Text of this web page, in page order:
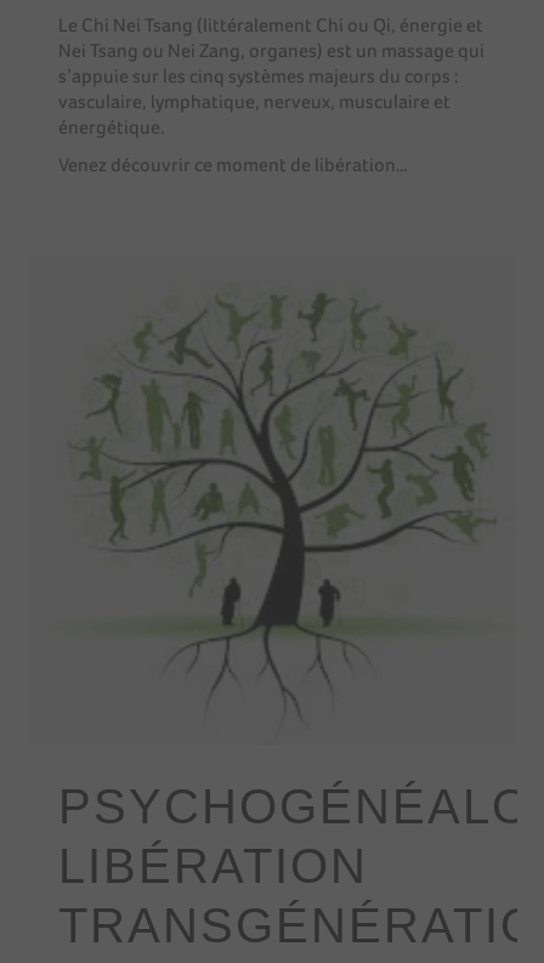
Le Chi Nei Tsang (littéralement Chi ou Qi, énergie et
Nei Tsang ou Nei Zang, organes) est un massage qui
s’appuie sur les cinq systèmes majeurs du corps :
vasculaire, lymphatique, nerveux, musculaire et
énergétique.
Venez découvrir ce moment de libération…
LIBÉRATION